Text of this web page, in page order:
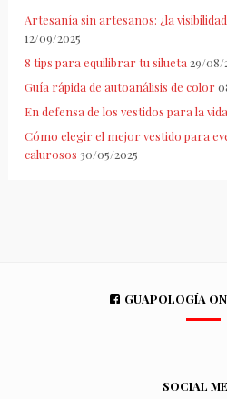
Artesanía sin artesanos: ¿la
12/09/2025
8 tips para equilibrar tu silueta 29/08/
Guía rápida de autoanálisis de color
En defensa de los vestidos para la
Cómo elegir el mejor vestido para
calurosos 30/05/2025
GUAPOLOGÍA
SOCIAL